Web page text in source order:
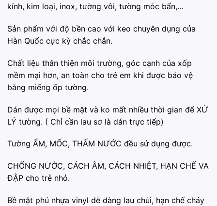
kính, kim loại, inox, tường vôi, tường móc bẩn,…
️Sản phẩm với độ bền cao với keo chuyên dụng của
Hàn Quốc cực kỳ chắc chắn.
️Chất liệu thân thiện môi trường, góc cạnh của xốp
mềm mại hơn, an toàn cho trẻ em khi được bảo vệ
bằng miếng ốp tường.
️Dán được mọi bề mặt và ko mất nhiều thời gian để XỬ
LÝ tường. ( Chỉ cần lau sơ là dán trực tiếp)
️Tường ẨM, MỐC, THẤM NƯỚC đều sử dụng được.
️CHỐNG NƯỚC, CÁCH ÂM, CÁCH NHIỆT, HẠN CHẾ VA
ĐẬP cho trẻ nhỏ.
️Bề mặt phủ nhựa vinyl dễ dàng lau chùi, hạn chế cháy